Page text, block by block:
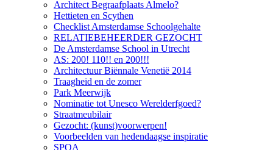
Architect Begraafplaats Almelo?
Hettieten en Scythen
Checklist Amsterdamse Schoolgehalte
RELATIEBEHEERDER GEZOCHT
De Amsterdamse School in Utrecht
AS: 200! 110!! en 200!!!
Architectuur Biënnale Venetië 2014
Traagheid en de zomer
Park Meerwijk
Nominatie tot Unesco Werelderfgoed?
Straatmeubilair
Gezocht: (kunst)voorwerpen!
Voorbeelden van hedendaagse inspiratie
SPQA